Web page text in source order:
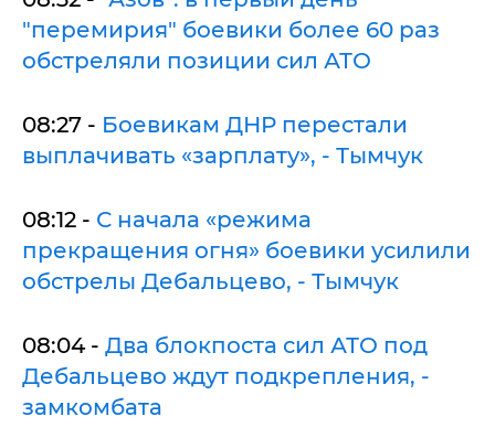
"перемирия" боевики более 60 раз
обстреляли позиции сил АТО
08:27 - Боевикам ДНР перестали
выплачивать «зарплату», - Тымчук
08:12 - С начала «режима
прекращения огня» боевики усилили
обстрелы Дебальцево, - Тымчук
08:04 - Два блокпоста сил АТО под
Дебальцево ждут подкрепления, -
замкомбата